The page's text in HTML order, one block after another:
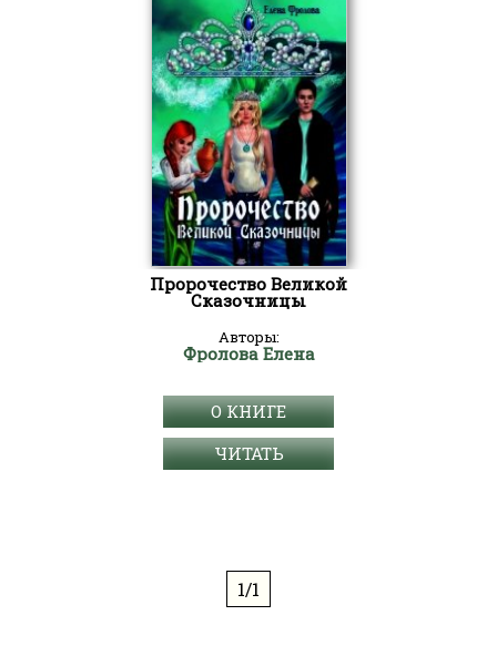
Пророчество Великой
Сказочницы
Авторы:
Фролова Елена
О КНИГЕ
ЧИТАТЬ
1/1